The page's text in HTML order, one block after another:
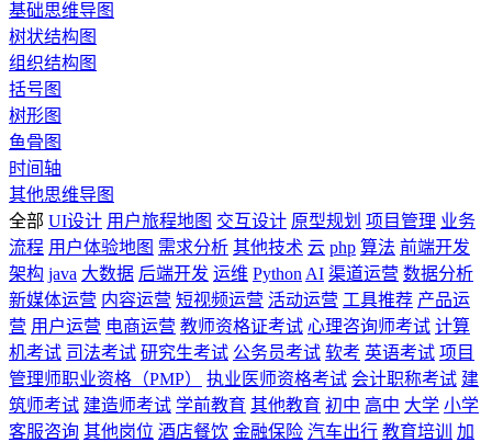
基础思维导图
树状结构图
组织结构图
括号图
树形图
鱼骨图
时间轴
其他思维导图
全部 UI设计 用户旅程地图 交互设计 原型规划 项目管理 业务
流程 用户体验地图 需求分析 其他技术 云 php 算法 前端开发
架构 java 大数据 后端开发 运维 Python AI 渠道运营 数据分析
新媒体运营 内容运营 短视频运营 活动运营 工具推荐 产品运
营 用户运营 电商运营 教师资格证考试 心理咨询师考试 计算
机考试 司法考试 研究生考试 公务员考试 软考 英语考试 项目
管理师职业资格（PMP）
执业医师资格考试 会计职称考试 建
筑师考试 建造师考试 学前教育 其他教育 初中 高中 大学 小学
客服咨询 其他岗位 酒店餐饮 金融保险 汽车出行 教育培训
加